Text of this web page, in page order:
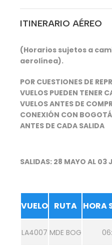
ITINERARIO AÉREO
(Horarios sujetos a
aerolínea).
POR CUESTIONES DE
VUELOS PUEDEN TENER
VUELOS ANTES DE
CONEXIÓN CON
ANTES DE CADA SALIDA
SALIDAS: 28 MAYO AL 03
VUELO RUTA HORA
LA4007 MDE BOG